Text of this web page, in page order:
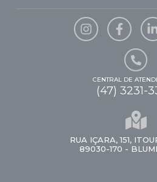
CENTRAL DE
(47) 3231-
RUA IÇARA, 151,
89030-170 -